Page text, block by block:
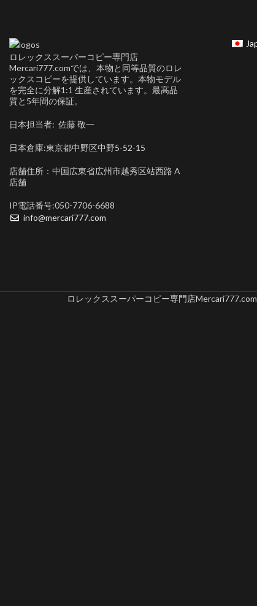
ロレックススーパーコピー専門店
Mercari777.comでは、本物と同等品質のロレ
ックスコピーを提供しています。本物モデル
を完全に分解1:1 生産されています。最高品
質と5年間の保証。
日本担当者: 佐藤 敬一
日本倉庫:東京都中野区中野5-52-15
店舗住所：中国広東省広州市越秀区站西路 A
店舗
IP電話番号:050-7706-6688
info@mercari777.com
ロレックススーパーコピー専門店